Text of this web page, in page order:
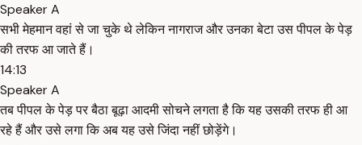
Speaker A
सभी मेहमान वहां से जा चुके थे लेकिन नागराज और उनका बेटा उस पीपल के पेड़
की तरफ आ जाते हैं।
14:13
Speaker A
तब पीपल के पेड़ पर बैठा बूढ़ा आदमी सोचने लगता है कि यह उसकी तरफ ही आ
रहे हैं और उसे लगा कि अब यह उसे जिंदा नहीं छोड़ेंगे।